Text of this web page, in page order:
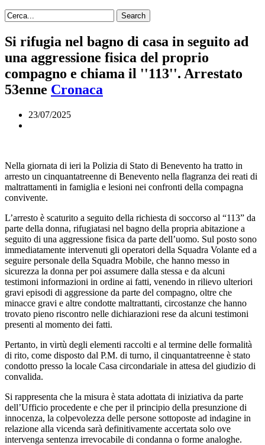
Si rifugia nel bagno di casa in seguito ad
una aggressione fisica del proprio
compagno e chiama il ''113''. Arrestato
53enne Cronaca
23/07/2025
Nella giornata di ieri la Polizia di Stato di Benevento ha tratto in
arresto un cinquantatreenne di Benevento nella flagranza dei reati di
maltrattamenti in famiglia e lesioni nei confronti della compagna
convivente.
L’arresto è scaturito a seguito della richiesta di soccorso al “113” da
parte della donna, rifugiatasi nel bagno della propria abitazione a
seguito di una aggressione fisica da parte dell’uomo. Sul posto sono
immediatamente intervenuti gli operatori della Squadra Volante ed a
seguire personale della Squadra Mobile, che hanno messo in
sicurezza la donna per poi assumere dalla stessa e da alcuni
testimoni informazioni in ordine ai fatti, venendo in rilievo ulteriori
gravi episodi di aggressione da parte del compagno, oltre che
minacce gravi e altre condotte maltrattanti, circostanze che hanno
trovato pieno riscontro nelle dichiarazioni rese da alcuni testimoni
presenti al momento dei fatti.
Pertanto, in virtù degli elementi raccolti e al termine delle formalità
di rito, come disposto dal P.M. di turno, il cinquantatreenne è stato
condotto presso la locale Casa circondariale in attesa del giudizio di
convalida.
Si rappresenta che la misura è stata adottata di iniziativa da parte
dell’Ufficio procedente e che per il principio della presunzione di
innocenza, la colpevolezza delle persone sottoposte ad indagine in
relazione alla vicenda sarà definitivamente accertata solo ove
intervenga sentenza irrevocabile di condanna o forme analoghe.